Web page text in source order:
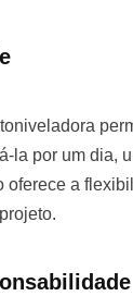
la por um dia,
oferece a